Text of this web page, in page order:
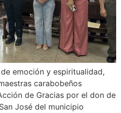
emoción y espiritualidad,
carabobeños
de Gracias por el don de
José del municipio